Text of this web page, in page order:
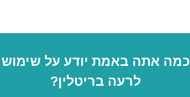
כמה אתה באמת יודע על שימוש
לרעה בריטלין?